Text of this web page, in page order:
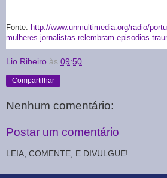
Fonte: http://www.unmultimedia.org/radio/
mulheres-jornalistas-relembram-episodios-
Lio Ribeiro às 09:50
Compartilhar
Nenhum comentário:
Postar um comentário
LEIA, COMENTE, E DIVULGUE!